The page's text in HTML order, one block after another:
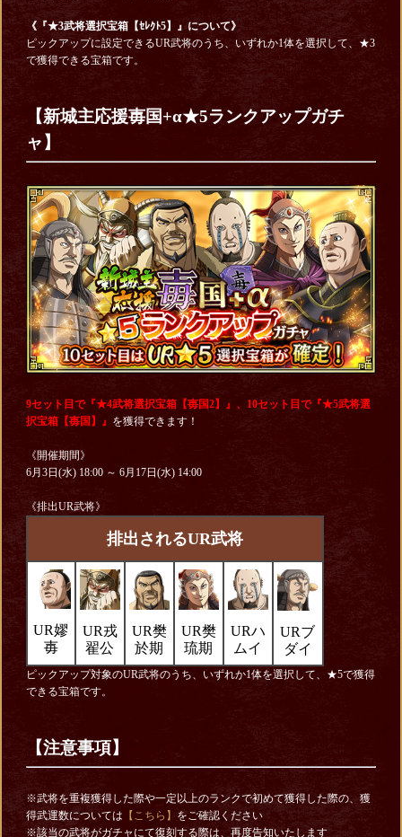
《『★3武将選択宝箱【ｾﾚｸﾄ5】』について》
ピックアップに設定できるUR武将のうち、いずれか1体を選択して、★3
で獲得できる宝箱です。
【新城主応援毐国+α★5ランクアップガチ
ャ】
9セット目で『★4武将選択宝箱【毐国2】』、10セット目で『★5武将選
択宝箱【毐国】』 を獲得できます！
《開催期間》
6月3日(水) 18:00 ～ 6月17日(水) 14:00
《排出UR武将》
排出されるUR武将
UR嫪
毐
UR戎
翟公
UR樊
於期
UR樊
琉期
URハ
ムイ
URブ
ダイ
ピックアップ対象のUR武将のうち、いずれか1体を選択して、★5で獲得
できる宝箱です。
【注意事項】
※武将を重複獲得した際や一定以上のランクで初めて獲得した際の、獲
得武運数については 【こちら】 をご確認ください
※該当の武将がガチャにて復刻する際は、再度告知いたします